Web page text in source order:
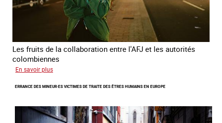
Les fruits de la collaboration entre l'AFJ et les autorités
colombiennes
En savoir plus
la
en
partenariat
ERRANCE DES MINEUR·ES VICTIMES DE TRAITE DES ÊTRES HUMAINS EN EUROPE